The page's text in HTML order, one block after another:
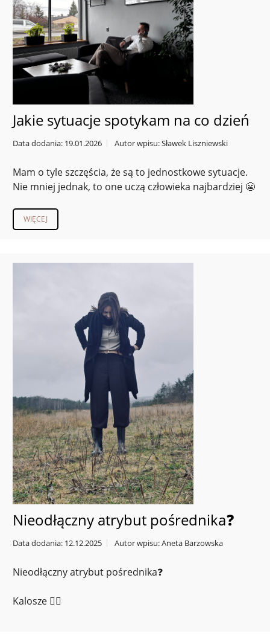
Jakie sytuacje spotykam na co dzień
Data dodania: 19.01.2026 Autor wpisu: Sławek Liszniewski
Mam o tyle szczęścia, że są to jednostkowe sytuacje.
Nie mniej jednak, to one uczą człowieka najbardziej 😬
WIĘCEJ
Nieodłączny atrybut pośrednika❓
Data dodania: 12.12.2025 Autor wpisu: Aneta Barzowska
Nieodłączny atrybut pośrednika❓
Kalosze 🙋‍♀️